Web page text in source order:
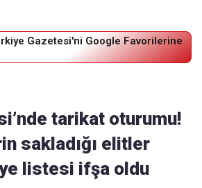
Gazetesi'ni Google Favorilerine
tarikat oturumu!
sakladığı elitler
listesi ifşa oldu